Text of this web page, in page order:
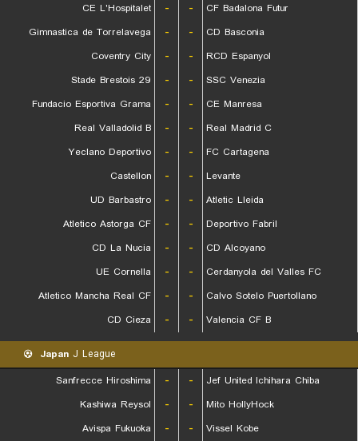
CE L'Hospitalet
- -
CF Badalona Futur
Gimnastica de Torrelavega
- -
CD Basconia
Coventry City
- -
RCD Espanyol
Stade Brestois 29
- -
SSC Venezia
Fundacio Esportiva Grama
- -
CE Manresa
Real Valladolid B
- -
Real Madrid C
Yeclano Deportivo
- -
FC Cartagena
Castellon
- -
Levante
UD Barbastro
- -
Atletic Lleida
Atletico Astorga CF
- -
Deportivo Fabril
CD La Nucia
- -
CD Alcoyano
UE Cornella
- -
Cerdanyola del Valles FC
Atletico Mancha Real CF
- -
Calvo Sotelo Puertollano
CD Cieza
- - Valencia CF B
Japan J League
Sanfrecce Hiroshima
- -
Jef United Ichihara Chiba
Kashiwa Reysol
- -
Mito HollyHock
Avispa Fukuoka
- - Vissel Kobe